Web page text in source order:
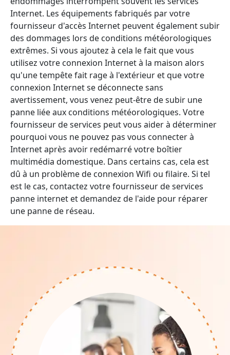
Internet. Les équipements fabriqués par votre
fournisseur d'accès Internet peuvent également subir
des dommages lors de conditions météorologiques
extrêmes. Si vous ajoutez à cela le fait que vous
utilisez votre connexion Internet à la maison alors
qu'une tempête fait rage à l'extérieur et que votre
connexion Internet se déconnecte sans
avertissement, vous venez peut-être de subir une
panne liée aux conditions météorologiques. Votre
fournisseur de services peut vous aider à déterminer
pourquoi vous ne pouvez pas vous connecter à
Internet après avoir redémarré votre boîtier
multimédia domestique. Dans certains cas, cela est
dû à un problème de connexion Wifi ou filaire. Si tel
est le cas, contactez votre fournisseur de services
panne internet et demandez de l'aide pour réparer
une panne de réseau.